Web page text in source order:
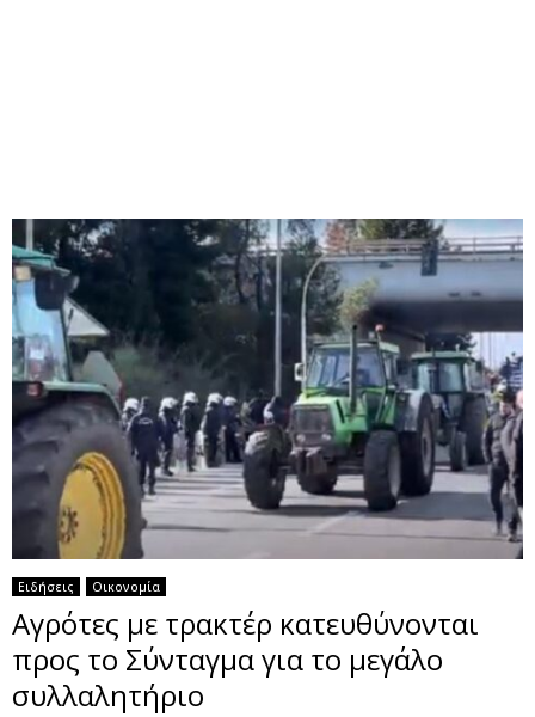
U
Ειδήσεις Οικονομία
Αγρότες με τρακτέρ κατευθύνονται
προς το Σύνταγμα για το μεγάλο
συλλαλητήριο